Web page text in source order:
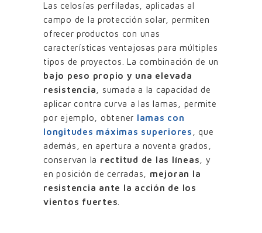
Las celosías perfiladas, aplicadas al
campo de la protección solar, permiten
ofrecer productos con unas
características ventajosas para múltiples
tipos de proyectos. La combinación de un
bajo peso propio y una elevada
resistencia, sumada a la capacidad de
aplicar contra curva a las lamas, permite
por ejemplo, obtener lamas con
longitudes máximas superiores , que
además, en apertura a noventa grados,
conservan la rectitud de las líneas, y
en posición de cerradas, mejoran la
resistencia ante la acción de los
vientos fuertes.